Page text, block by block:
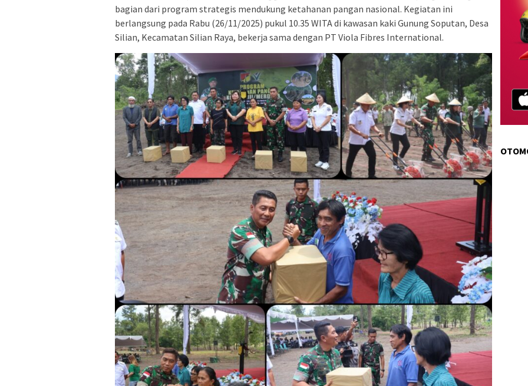
bagian dari program strategis mendukung ketahanan pangan nasional. Kegiatan ini
berlangsung pada Rabu (26/11/2025) pukul 10.35 WITA di kawasan kaki Gunung Soputan, Desa
Silian, Kecamatan Silian Raya, bekerja sama dengan PT Viola Fibres International.